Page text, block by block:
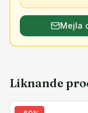
Mejla
Liknande